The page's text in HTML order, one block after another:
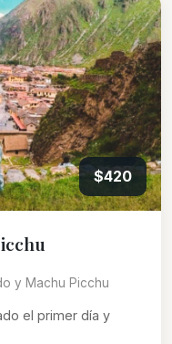
$420
y Machu Picchu
el primer día y